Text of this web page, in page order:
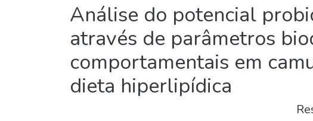
Análise do potencial
através de parâmetros
comportamentais em
dieta hiperlipídica